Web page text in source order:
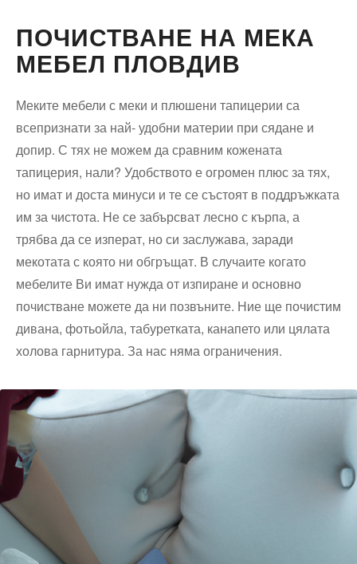
ПОЧИСТВАНЕ НА МЕКА
МЕБЕЛ ПЛОВДИВ
Меките мебели с меки и плюшени тапицерии са
всепризнати за най- удобни материи при сядане и
допир. С тях не можем да сравним кожената
тапицерия, нали? Удобството е огромен плюс за тях,
но имат и доста минуси и те се състоят в поддръжката
им за чистота. Не се забърсват лесно с кърпа, а
трябва да се изперат, но си заслужава, заради
мекотата с която ни обгръщат. В случаите когато
мебелите Ви имат нужда от изпиране и основно
почистване можете да ни позвъните. Ние ще почистим
дивана, фотьойла, табуретката, канапето или цялата
холова гарнитура. За нас няма ограничения.